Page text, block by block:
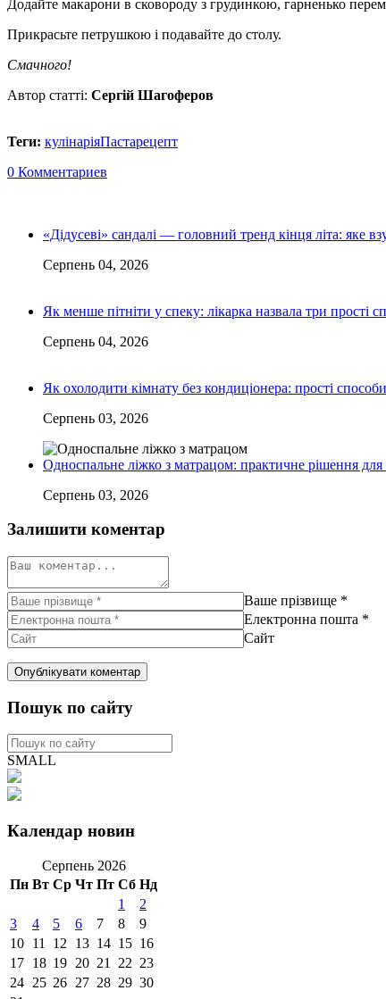
Додайте макарони в сковороду з грудинкою, гарненько
Прикрасьте петрушкою і подавайте до столу.
Смачного!
Автор статті: Сергій Шагоферов
Теги: кулінаріяПастарецепт
0 Комментариев
«Дідусеві» сандалі — головний тренд кінця літа: яке
Серпень 04, 2026
Як менше пітніти у спеку: лікарка назвала три прості
Серпень 04, 2026
Як охолодити кімнату без кондиціонера: прості
Серпень 03, 2026
Односпальне ліжко з матрацом: практичне рішення
Серпень 03, 2026
Залишити коментар
Ваше прізвище *
Електронна пошта *
Сайт
Пошук по сайту
SMALL
Календар новин
Серпень 2026
Пн Вт Ср Чт Пт Сб Нд
1
2
3
4 5 6 7 8
9
10 11 12 13 14 15 16
17 18 19 20 21 22 23
24 25 26 27 28 29 30